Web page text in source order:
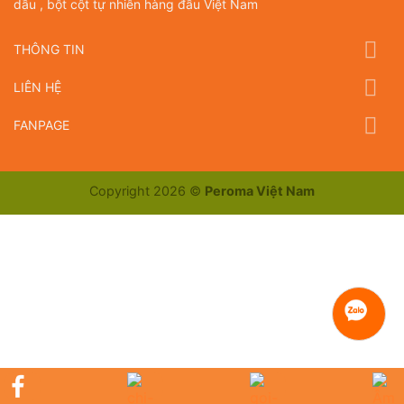
dầu , bột cột tự nhiên hàng đầu Việt Nam
THÔNG TIN
LIÊN HỆ
FANPAGE
Copyright 2026 © Peroma Việt Nam